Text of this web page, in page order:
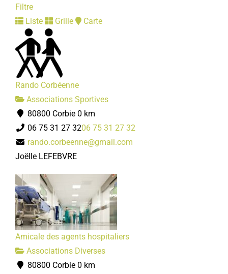
Filtre
Liste
Grille Carte
Rando Corbéenne
Associations Sportives
80800 Corbie 0 km
06 75 31 27 3206 75 31 27 32
rando.corbeenne@gmail.com
Joëlle LEFEBVRE
Amicale des agents hospitaliers
Associations Diverses
80800 Corbie 0 km